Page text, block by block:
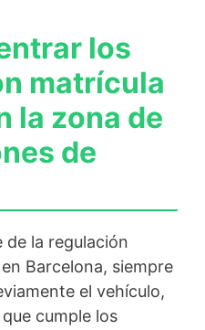
los
matrícula
la zona de
de
de la regulación
Barcelona, siempre
el vehículo,
cumple los